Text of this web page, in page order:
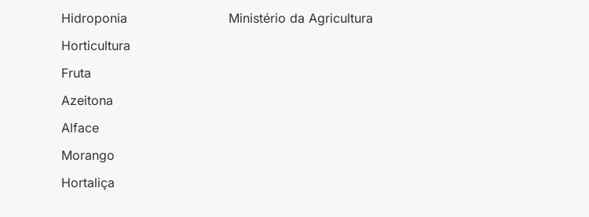
Hidroponia
Horticultura
Fruta
Azeitona
Alface
Morango
Hortaliça
Ministério da Agricultura